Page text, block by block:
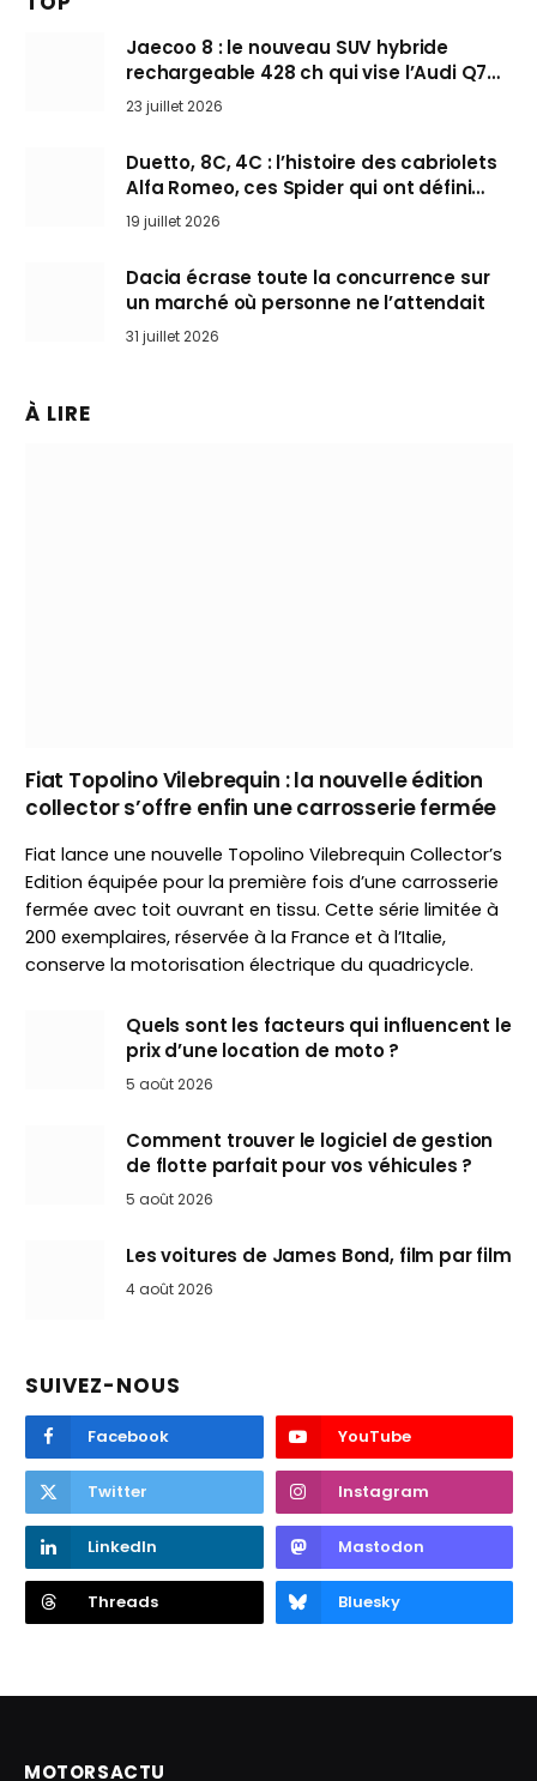
Jaecoo 8 : le nouveau SUV hybride
rechargeable 428 ch qui vise l’Audi Q7
arrive en Europe cet automne
23 juillet 2026
Duetto, 8C, 4C : l’histoire des cabriolets
Alfa Romeo, ces Spider qui ont défini
l’art de rouler cheveux au vent
19 juillet 2026
Dacia écrase toute la concurrence sur
un marché où personne ne l’attendait
31 juillet 2026
À LIRE
Fiat Topolino Vilebrequin : la nouvelle édition
collector s’offre enfin une carrosserie fermée
Fiat lance une nouvelle Topolino Vilebrequin Collector’s
Edition équipée pour la première fois d’une carrosserie
fermée avec toit ouvrant en tissu. Cette série limitée à
200 exemplaires, réservée à la France et à l’Italie,
conserve la motorisation électrique du quadricycle.
Quels sont les facteurs qui influencent le
prix d’une location de moto ?
5 août 2026
Comment trouver le logiciel de gestion
de flotte parfait pour vos véhicules ?
5 août 2026
Les voitures de James Bond, film par film
4 août 2026
SUIVEZ-NOUS
Facebook YouTube
Twitter Instagram
LinkedIn Mastodon
Threads Bluesky
MOTORSACTU